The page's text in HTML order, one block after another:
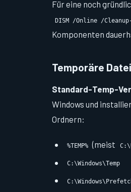
Für eine noch
DISM /Online /
Komponenten
Temporäre
Standard-Temp-
Windows und
Ordnern:
%TEMP% (meist
C:\Windows\Temp